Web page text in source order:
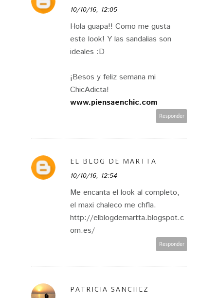
10/10/16, 12:05
Hola guapa!! Como me gusta
este look! Y las sandalias son
ideales :D
¡Besos y feliz semana mi
ChicAdicta!
www.piensaenchic.com
Responder
EL BLOG DE MARTTA
10/10/16, 12:54
Me encanta el look al completo,
el maxi chaleco me chfla.
http://elblogdemartta.blogspot.c
om.es/
Responder
PATRICIA SANCHEZ